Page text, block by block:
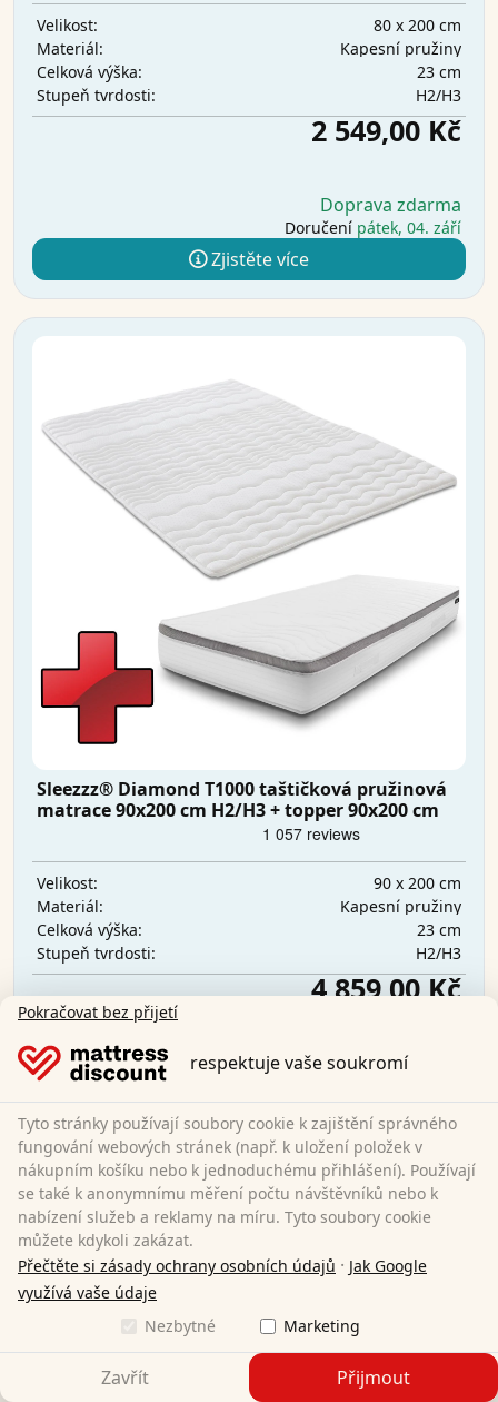
Velikost:
80 x 200 cm
Materiál:
Kapesní pružiny
Celková výška:
23 cm
Stupeň tvrdosti:
H2/H3
2 549,00 Kč
Doprava zdarma
Doručení pátek, 04. září
Zjistěte více
Sleezzz® Diamond T1000 taštičková pružinová
matrace 90x200 cm H2/H3 + topper 90x200 cm
Velikost:
90 x 200 cm
Materiál:
Kapesní pružiny
Celková výška:
23 cm
Stupeň tvrdosti:
H2/H3
4 859,00 Kč
Doprava zdarma
Zjistěte více
Pokračovat bez přijetí
respektuje vaše soukromí
Tyto stránky používají soubory cookie k zajištění správného
fungování webových stránek (např. k uložení položek v
nákupním košíku nebo k jednoduchému přihlášení). Používají
se také k anonymnímu měření počtu návštěvníků nebo k
nabízení služeb a reklamy na míru. Tyto soubory cookie
můžete kdykoli zakázat.
Přečtěte si zásady ochrany osobních údajů · Jak Google
využívá vaše údaje
Nezbytné
Marketing
Zavřít Přijmout